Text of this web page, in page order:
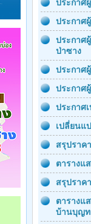
ประกาศ
ประกาศ
ประกาศ
ป่าซาง
ประกาศ
ประกาศ
ประกาศ
เปลี่ยนแ
สรุปราค
ตารางแ
สรุปราค
ตารางแ
บ้านบุญท